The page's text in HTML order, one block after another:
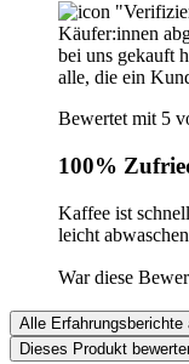
Käufer:innen
bei uns gekauft
alle, die ein
Bewertet mit 5
100%
Kaffee ist
leicht
War diese
Alle Erfahrungsberichte
Dieses Produkt